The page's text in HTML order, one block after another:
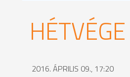
2016. ÁPRILIS 09., 17:20